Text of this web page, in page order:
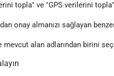
topla" ve "GPS verilerini
onay almanızı sağlayan
alan adlarından birini